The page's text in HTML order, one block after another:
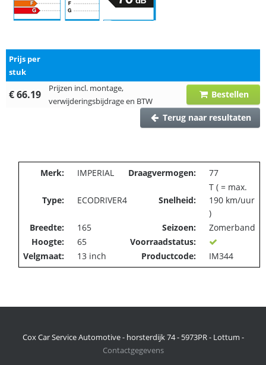
Prijs per
stuk
€ 66.19
Prijzen incl. montage,
verwijderingsbijdrage en BTW
Bestellen
Terug naar resultaten
Merk: IMPERIAL Draagvermogen: 77
Type: ECODRIVER4 Snelheid:
T ( = max.
190 km/uur
)
Breedte:
165 Seizoen:
Zomerband
Hoogte:
65
Voorraadstatus:
Velgmaat:
13 inch Productcode: IM344
Cox Car Service Automotive - horsterdijk 74 - 5973PR - Lottum -
Contactgegevens